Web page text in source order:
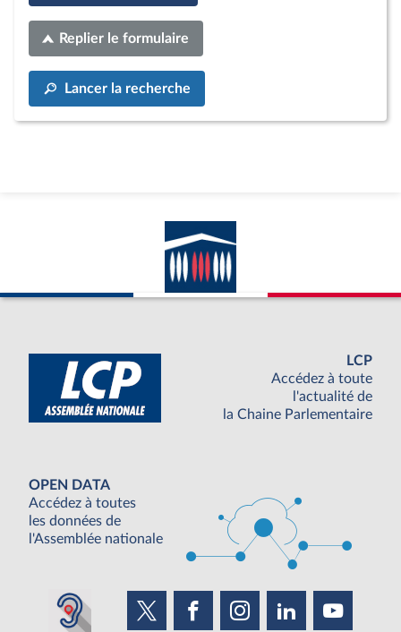
Replier le formulaire
Lancer la recherche
LCP
Accédez à toute
l'actualité de
la Chaine Parlementaire
OPEN DATA
Accédez à toutes
les données de
l'Assemblée nationale